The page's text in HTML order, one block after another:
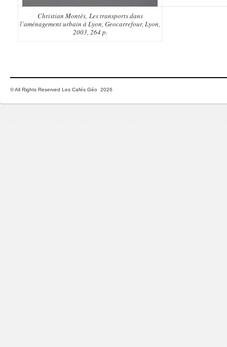
Christian Montès, Les transports dans
l’aménagement urbain à Lyon, Geocarrefour, Lyon,
2003, 264 p.
© All Rights Reserved Les Cafés Géo 2026